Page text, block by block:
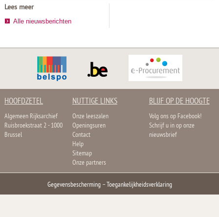
Lees meer
Alle nieuwsberichten
HOOFDZETEL
Algemeen Rijksarchief
Ruisbroekstraat 2 - 1000
Brussel
NUTTIGE LINKS
Onze leeszalen
Openingsuren
Contact
Help
Sitemap
Onze partners
BLIJF OP DE HOOGTE
Volg ons op Facebook!
Schrijf u in op onze
nieuwsbrief
Gegevensbescherming–Toegankelijkheidsverklaring